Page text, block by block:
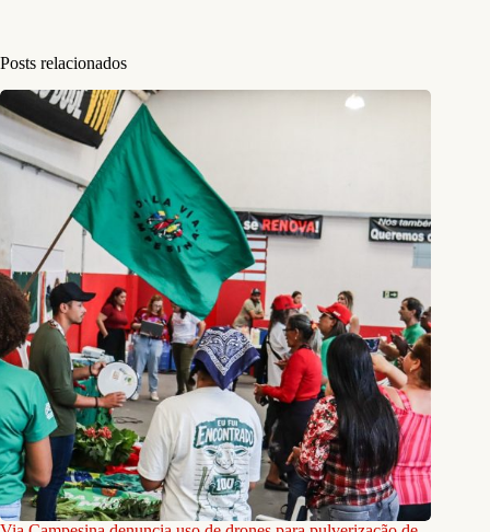
Posts relacionados